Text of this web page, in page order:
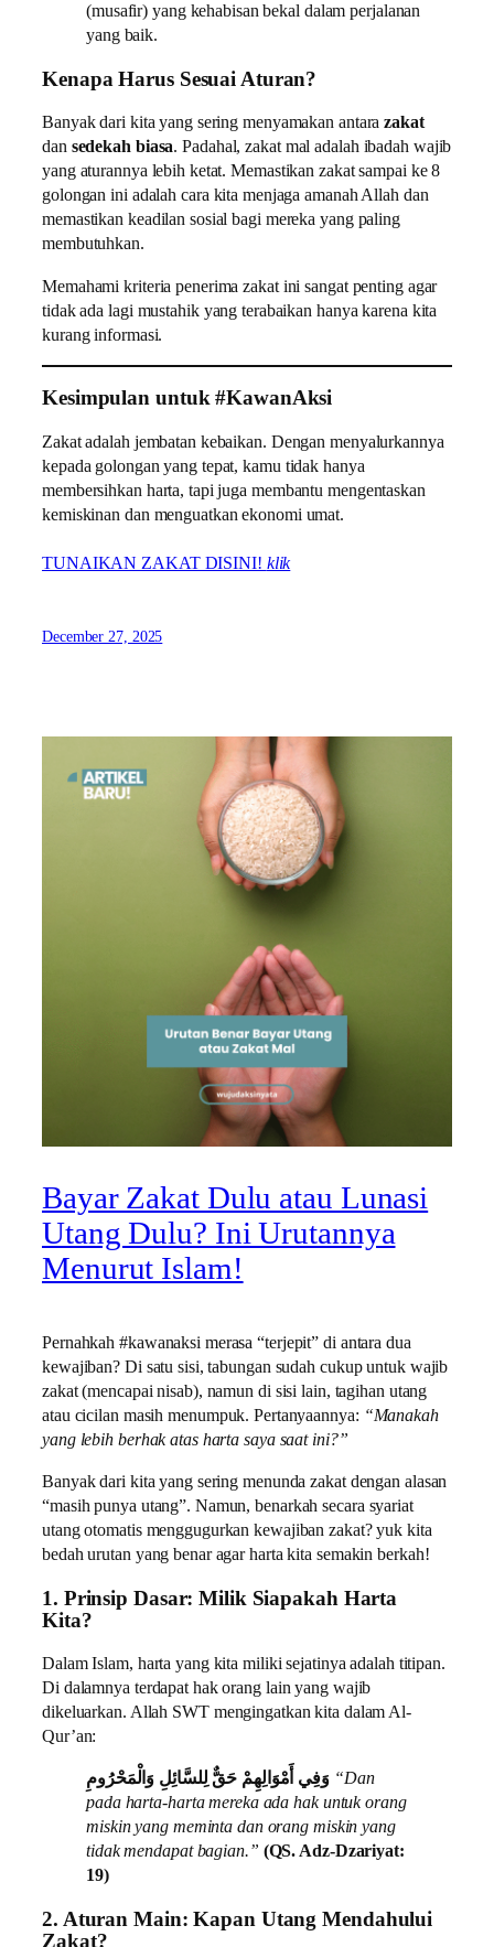
(musafir) yang kehabisan bekal dalam perjalanan
yang baik.
Kenapa Harus Sesuai Aturan?
Banyak dari kita yang sering menyamakan antarazakat
dan sedekah biasa. Padahal, zakat mal adalah ibadah wajib
yang aturannya lebih ketat. Memastikan zakat sampai ke 8
golongan ini adalah cara kita menjaga amanah Allah dan
memastikan keadilan sosial bagi mereka yang paling
membutuhkan.
Memahami kriteria penerima zakat ini sangat penting agar
tidak ada lagi mustahik yang terabaikan hanya karena kita
kurang informasi.
Kesimpulan untuk #KawanAksi
Zakat adalah jembatan kebaikan. Dengan menyalurkannya
kepada golongan yang tepat, kamu tidak hanya
membersihkan harta, tapi juga membantu mengentaskan
kemiskinan dan menguatkan ekonomi umat.
TUNAIKAN ZAKAT DISINI! klik
December 27, 2025
Bayar Zakat Dulu atau Lunasi
Utang Dulu? Ini Urutannya
Menurut Islam!
Pernahkah #kawanaksi merasa “terjepit” di antara dua
kewajiban? Di satu sisi, tabungan sudah cukup untuk wajib
zakat (mencapai nisab), namun di sisi lain, tagihan utang
atau cicilan masih menumpuk. Pertanyaannya: “Manakah
yang lebih berhak atas harta saya saat ini?”
Banyak dari kita yang sering menunda zakat dengan alasan
“masih punya utang”. Namun, benarkah secara syariat
utang otomatis menggugurkan kewajiban zakat? yuk kita
bedah urutan yang benar agar harta kita semakin berkah!
1. Prinsip Dasar: Milik Siapakah Harta
Kita?
Dalam Islam, harta yang kita miliki sejatinya adalah titipan.
Di dalamnya terdapat hak orang lain yang wajib
dikeluarkan. Allah SWT mengingatkan kita dalam Al-
Qur’an:
وَفِي أَمْوَالِهِمْ حَقٌّ لِلسَّائِلِ وَالْمَحْرُومِ “Dan
pada harta-harta mereka ada hak untuk orang
miskin yang meminta dan orang miskin yang
tidak mendapat bagian.” (QS. Adz-Dzariyat:
19)
2. Aturan Main: Kapan Utang Mendahului
Zakat?